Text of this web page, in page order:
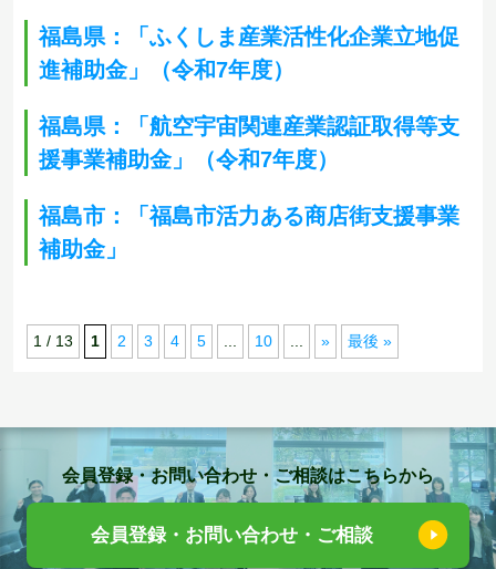
福島県：「ふくしま産業活性化企業立地促
進補助金」（令和7年度）
福島県：「航空宇宙関連産業認証取得等支
援事業補助金」（令和7年度）
福島市：「福島市活力ある商店街支援事業
補助金」
1 / 13 1 2 3 4 5 10 » 最後 »
会員登録・お問い合わせ・ご相談はこちらから
会員登録・お問い合わせ・ご相談